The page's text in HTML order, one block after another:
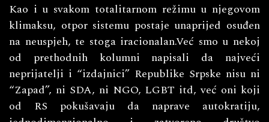
Kao i u svakom totalitarnom režimu u njegovom
klimaksu, otpor sistemu postaje unaprijed osuđen
na neuspjeh, te stoga iracionalan.Već smo u nekoj
od prethodnih kolumni napisali da najveći
neprijatelji i “izdajnici” Republike Srpske nisu ni
“Zapad”, ni SDA, ni NGO, LGBT itd, već oni koji
od RS pokušavaju da naprave autokratiju,